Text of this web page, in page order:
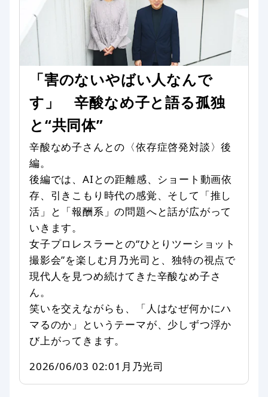
「害のないやばい人なんで
す」 辛酸なめ子と語る孤独
と“共同体”
辛酸なめ子さんとの〈依存症啓発対談〉後
編。
後編では、AIとの距離感、ショート動画依
存、引きこもり時代の感覚、そして「推し
活」と「報酬系」の問題へと話が広がって
いきます。
女子プロレスラーとの“ひとりツーショット
撮影会”を楽しむ月乃光司と、独特の視点で
現代人を見つめ続けてきた辛酸なめ子さ
ん。
笑いを交えながらも、「人はなぜ何かにハ
マるのか」というテーマが、少しずつ浮か
び上がってきます。
2026/06/03 02:01 月乃光司